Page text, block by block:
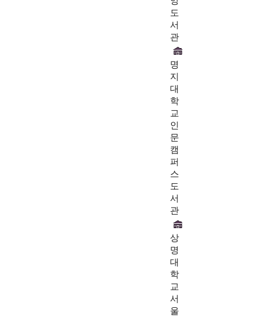
도
서
관
명
지
대
학
교
인
문
캠
퍼
스
도
서
관
상
명
대
학
교
서
울